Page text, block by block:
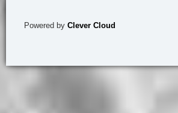
Powered by Clever Cloud